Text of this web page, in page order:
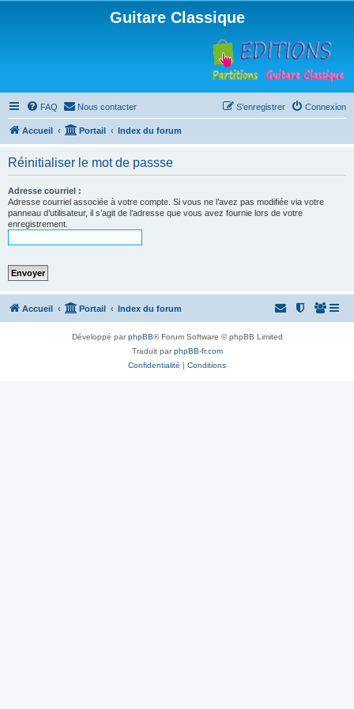
Guitare Classique
FAQ Nous contacter Connexion
S’enregistrer
Accueil Portail Index du forum
Réinitialiser le mot de passse
Adresse courriel :
Adresse courriel associée à votre compte. Si vous ne l’avez pas modifiée via votre
panneau d’utilisateur, il s’agit de l’adresse que vous avez fournie lors de votre
enregistrement.
Accueil Portail Index du forum
Développé parphpBB® Forum Software © phpBB Limited
Traduit parphpBB-fr.com
Confidentialité | Conditions